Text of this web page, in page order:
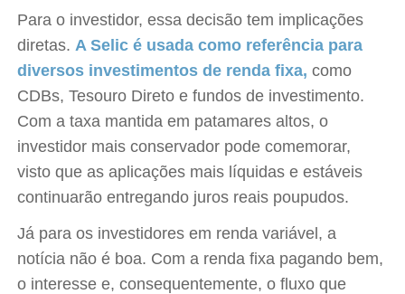
Para o investidor, essa decisão tem implicações
diretas.A Selic é usada como referência para
diversos investimentos de renda fixa, como
CDBs, Tesouro Direto e fundos de investimento.
Com a taxa mantida em patamares altos, o
investidor mais conservador pode comemorar,
visto que as aplicações mais líquidas e estáveis
continuarão entregando juros reais poupudos.
Já para os investidores em renda variável, a
notícia não é boa. Com a renda fixa pagando bem,
o interesse e, consequentemente, o fluxo que